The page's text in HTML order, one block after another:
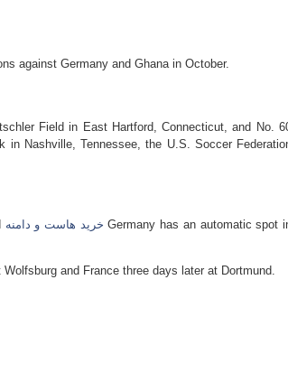
against Germany and Ghana in October.
Field in East Hartford, Connecticut, and No.
Nashville, Tennessee, the U.S. Soccer
خرید هاست و دامنه Germany has an automatic spot
and France three days later at Dortmund.